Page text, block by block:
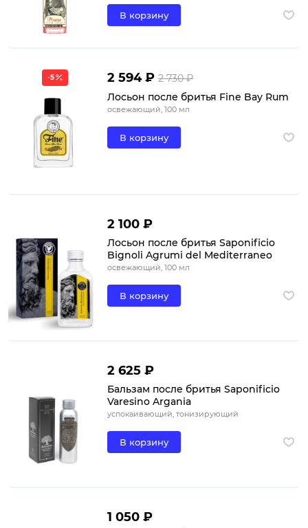
В корзину
-5 2 594 ₽ 2 730 ₽
Лосьон после бритья Fine Bay Rum
освежающий, 100 мл
В корзину
2 100 ₽
Лосьон после бритья Saponificio
Bignoli Agrumi del Mediterraneo
освежающий, 100 мл
В корзину
2 625 ₽
Бальзам после бритья Saponificio
Varesino Argania
успокаивающий, тонизирующий
В корзину
1 050 ₽